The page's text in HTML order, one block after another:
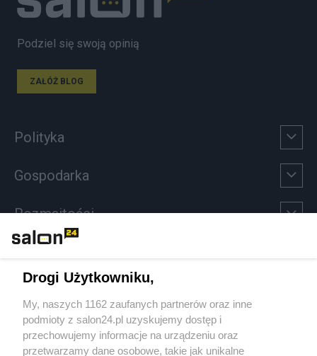
Podziel się swoją opinią
ZAŁÓŻ BLOG
Polityka
Gospodarka
Rozmaitości
Sport
Społeczeństwo
Drogi Użytkowniku,
My, naszych 1162 zaufanych partnerów oraz inne
podmioty z salon24.pl uzyskujemy dostęp i
przechowujemy informacje na urządzeniu oraz
przetwarzamy dane osobowe, takie jak unikalne